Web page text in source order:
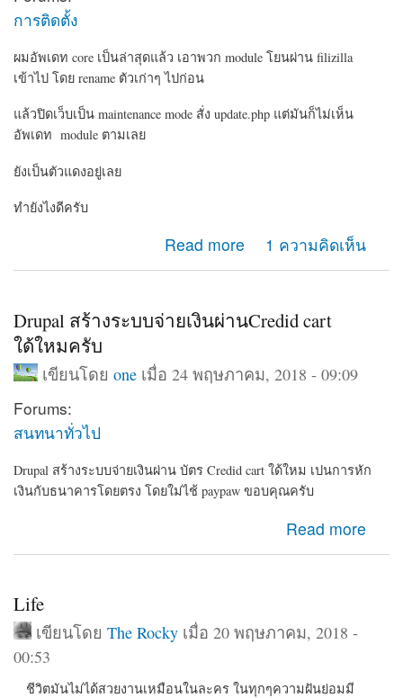
การติดตั้ง
ผมอัพเดท core เป็นล่าสุดแล้ว เอาพวก module โยนผ่าน filizilla
เข้าไป โดย rename ตัวเก่าๆ ไปก่อน
แล้วปิดเว็บเป็น maintenance mode สั่ง update.php แต่มันก็ไม่เห็น
อัพเดท module ตามเลย
ยังเป็นตัวแดงอยู่เลย
ทำยังไงดีครับ
Read more
about Update core ได้แต่พวก module ไม่ปรับปรุงตาม
1 ความคิดเห็น
Drupal สร้างระบบจ่ายเงินผ่านCredid cart
ใด้ใหมครับ
เขียนโดย oneเมื่อ 24 พฤษภาคม, 2018 - 09:09
Forums:
สนทนาทั่วไป
Drupal สร้างระบบจ่ายเงินผ่าน บัตร Credid cart ใด้ใหม เปนการหัก
เงินกับธนาคารโดยตรง โดยใม่ไช้ paypaw ขอบคุณครับ
Read more
about Drupal สร้างระบบจ่ายเงินผ่านCredid cart ใด้ใหม
ครับ
Life
เขียนโดย The Rocky เมื่อ 20 พฤษภาคม, 2018 -
00:53
ชีวิตมันไม่ได้สวยงานเหมือนในละคร ในทุกๆความฝันย่อมมี